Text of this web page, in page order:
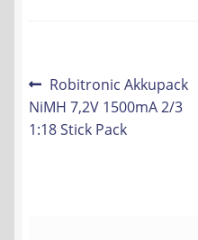
Batterien- und Akku
Elektro- und
Beitrags-
Navigation
Vorheriger
Beitrag:
Robitronic Akkupack
NiMH 7,2V 1500mA 2/3
1:18 Stick Pack